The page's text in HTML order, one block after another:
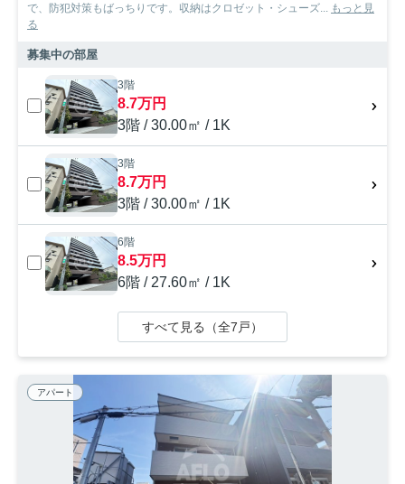
で、防犯対策もばっちりです。収納はクロゼット・シューズ...
もっと見
る
募集中の部屋
3階
8.7万円
3階 / 30.00㎡ / 1K
3階
8.7万円
3階 / 30.00㎡ / 1K
6階
8.5万円
6階 / 27.60㎡ / 1K
すべて見る（全7戸）
アパート